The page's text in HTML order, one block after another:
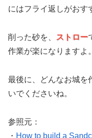
にはフライ返しがおす
削った砂を、 ストロー
作業が楽になりますよ。
最後に、どんなお城を
いでくださいね。
参照元：
・ How to build a